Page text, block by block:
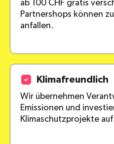
ab 100 CHF gratis
Partnershops können
anfallen.
Klimafreundlich
Wir übernehmen
Emissionen und
Klimaschutzprojekte